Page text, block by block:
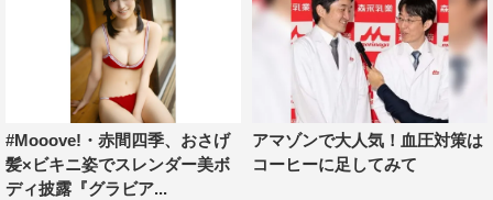
#Mooove!・赤間四季、おさげ
髪×ビキニ姿でスレンダー美ボ
ディ披露『グラビア...
アマゾンで大人気！血圧対策は
コーヒーに足してみて